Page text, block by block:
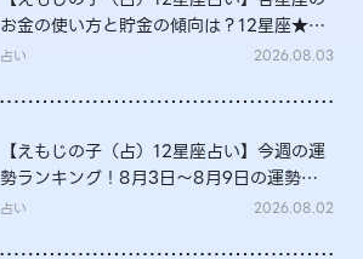
お金の使い方と貯金の傾向は？12星座★徹
底解説
占い 2026.08.03
【えもじの子（占）12星座占い】今週の運
勢ランキング！8月3日～8月9日の運勢
は？
占い 2026.08.02